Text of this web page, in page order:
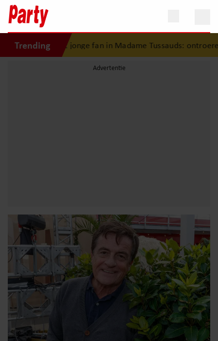
Trending
jonge fan in Madame Tussauds: ontroerend moment